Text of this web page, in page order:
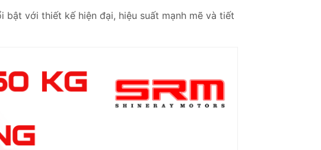
bật với thiết kế hiện đại, hiệu suất mạnh mẽ và tiết